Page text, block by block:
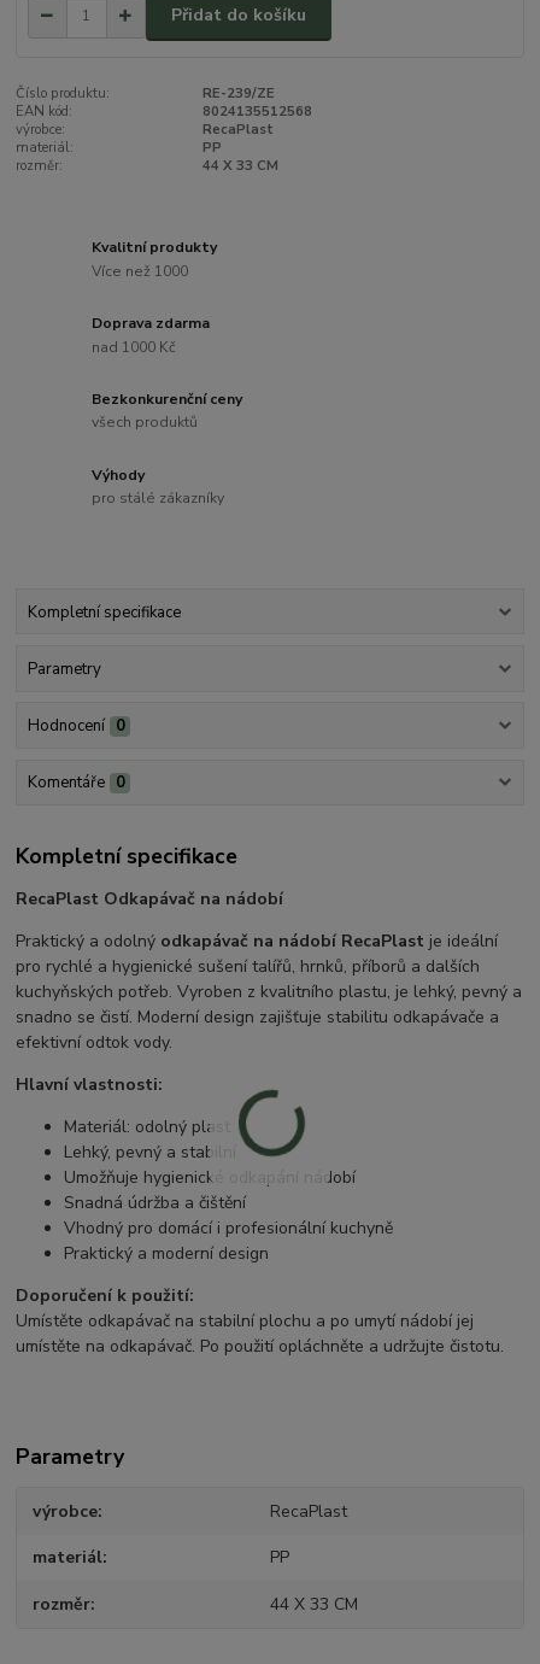
Přidat do košíku
Číslo produktu:
RE-239/ZE
EAN kód:
8024135512568
výrobce:
RecaPlast
materiál:
PP
rozměr:
44 X 33 CM
Kvalitní produkty
Více než 1000
Doprava zdarma
nad 1000 Kč
Bezkonkurenční ceny
všech produktů
Výhody
pro stálé zákazníky
Kompletní specifikace
Parametry
Hodnocení 0
Komentáře 0
Kompletní specifikace
RecaPlast Odkapávač na nádobí
Praktický a odolný odkapávač na nádobí RecaPlast je ideální
pro rychlé a hygienické sušení talířů, hrnků, příborů a dalších
kuchyňských potřeb. Vyroben z kvalitního plastu, je lehký, pevný a
snadno se čistí. Moderní design zajišťuje stabilitu odkapávače a
efektivní odtok vody.
Hlavní vlastnosti:
Materiál: odolný plast
Lehký, pevný a stabilní
Umožňuje hygienické odkapání nádobí
Snadná údržba a čištění
Vhodný pro domácí i profesionální kuchyně
Praktický a moderní design
Doporučení k použití:
Umístěte odkapávač na stabilní plochu a po umytí nádobí jej
umístěte na odkapávač. Po použití opláchněte a udržujte čistotu.
Parametry
výrobce RecaPlast
materiál PP
rozměr 44 X 33 CM